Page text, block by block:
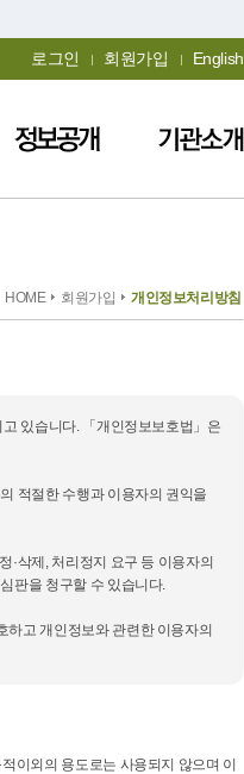
로그인 회원가입 English
HOME 회원가입 개인정보처리방침
있습니다. 「개인정보보호법」은
적절한 수행과 이용자의 권익을
·삭제, 처리정지 요구 등 이용자의
판을 청구할 수 있습니다.
하고 개인정보와 관련한 이용자의
이외의 용도로는 사용되지 않으며 이